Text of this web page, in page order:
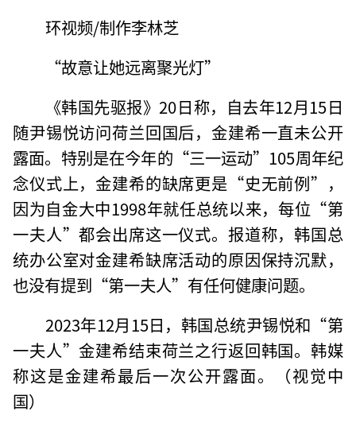
环视频/制作李林芝
“故意让她远离聚光灯”
《韩国先驱报》20日称，自去年12月15日
随尹锡悦访问荷兰回国后，金建希一直未公开
露面。特别是在今年的“三一运动”105周年纪
念仪式上，金建希的缺席更是“史无前例”，
因为自金大中1998年就任总统以来，每位“第
一夫人”都会出席这一仪式。报道称，韩国总
统办公室对金建希缺席活动的原因保持沉默，
也没有提到“第一夫人”有任何健康问题。
2023年12月15日，韩国总统尹锡悦和“第
一夫人”金建希结束荷兰之行返回韩国。韩媒
称这是金建希最后一次公开露面。（视觉中
国）